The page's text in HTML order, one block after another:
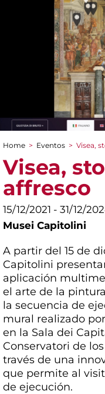
You are here
Home > Eventos > Visea,
Visea,
affresco
15/12/2021 - 31/12/
Musei Capitolini
A partir del 15 de
Capitolini
aplicación
el arte de la
la secuencia de
mural realizado
en la Sala dei
Conservatori de
través de una
que permite al
de ejecución.